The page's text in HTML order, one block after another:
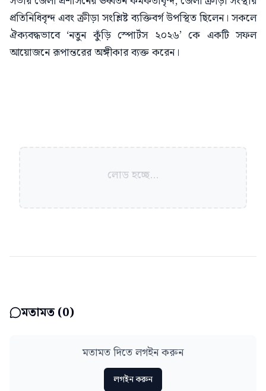
প্রতিনিধিবৃন্দ এবং ক্রীড়া সংশ্লিষ্ট ব্যক্তিবর্গ উপস্থিত ছিলেন। সকলে
ঐক্যবদ্ধভাবে ‘নতুন কুঁড়ি স্পোর্টস ২০২৬’ কে একটি সফল
আয়োজনে রূপান্তরের অঙ্গীকার ব্যক্ত করেন।
লোড হচ্ছে...
মতামত (0)
মতামত দিতে লগইন করুন
লগইন করুন